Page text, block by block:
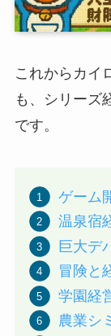
これからカイ
も、シリーズ
です。
ゲーム
温泉宿
巨大デ
冒険と
学園経
農業シ